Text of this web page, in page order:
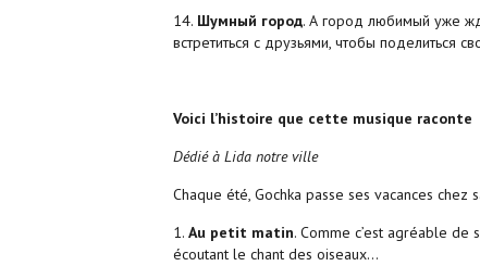
14. Шумный город. А город любимый уже
встретиться с друзьями, чтобы поделиться
Voici l’histoire que cette musique raconte
Dédié à Lida notre ville
Chaque été, Gochka passe ses vacances
1. Au petit matin. Comme c’est agréable
écoutant le chant des oiseaux…